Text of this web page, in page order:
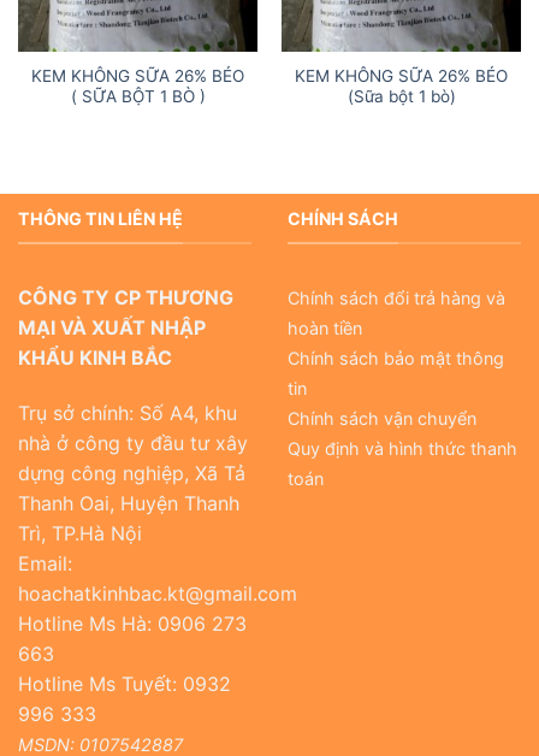
KEM KHÔNG SỮA 26% BÉO
( SỮA BỘT 1 BÒ )
KEM KHÔNG SỮA 26% BÉO
(Sữa bột 1 bò)
THÔNG TIN LIÊN HỆ
CÔNG TY CP THƯƠNG
MẠI VÀ XUẤT NHẬP
KHẨU KINH BẮC
Trụ sở chính: Số A4, khu
nhà ở công ty đầu tư xây
dựng công nghiệp, Xã Tả
Thanh Oai, Huyện Thanh
Trì, TP.Hà Nội
Email:
hoachatkinhbac.kt@gmail.com
Hotline Ms Hà: 0906 273
663
Hotline Ms Tuyết: 0932
996 333
MSDN: 0107542887
CHÍNH SÁCH
Chính sách đổi trả hàng và
hoàn tiền
Chính sách bảo mật thông
tin
Chính sách vận chuyển
Quy định và hình thức thanh
toán